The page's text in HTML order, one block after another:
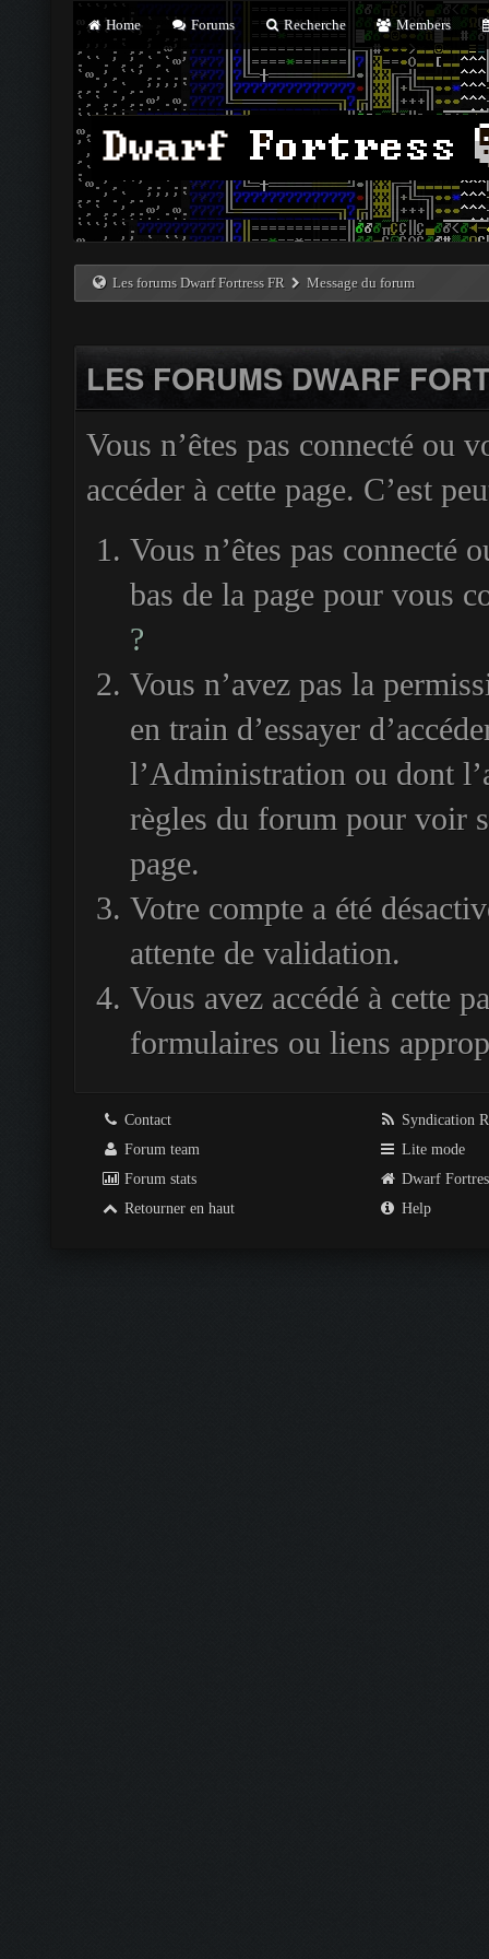
Home Forums Recherche Members
Les forums Dwarf Fortress FR Message du forum
LES FORUMS DWARF
Vous n’êtes pas connecté ou
accéder à cette page. C’est
Vous n’êtes pas connecté
bas de la page pour vous
?
Vous n’avez pas la
en train d’essayer
l’Administration ou dont
règles du forum pour voir
page.
Votre compte a été
attente de validation.
Vous avez accédé à cette
formulaires ou liens
Contact
Forum team
Forum stats
Retourner en haut
Syndication
Lite mode
Dwarf
Help